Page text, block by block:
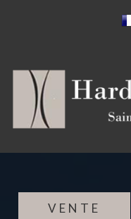
VENTE